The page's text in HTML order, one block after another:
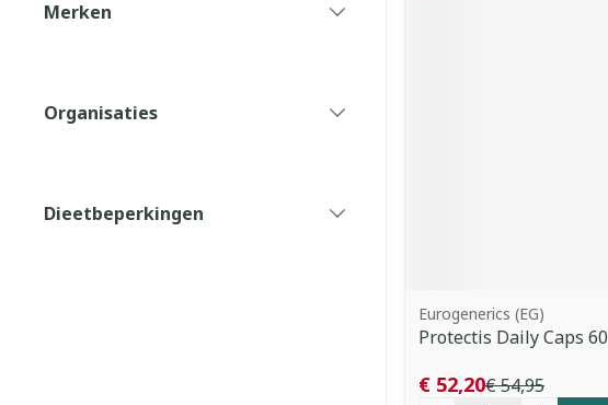
Merken
Organisaties
Dieetbeperkingen
Eurogenerics (EG)
Protectis Daily Caps 60
€ 54,95
€ 52,20